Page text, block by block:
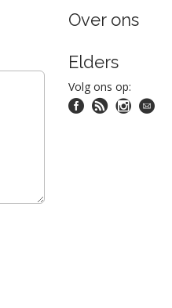
Over ons
Elders
Volg ons op: